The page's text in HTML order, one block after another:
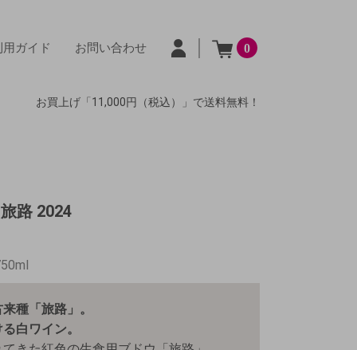
ガイド お問い合わせ 0
お買上げ「11,000円（税込）」で送料無料！
路 2024
種「旅路」。
白ワイン。